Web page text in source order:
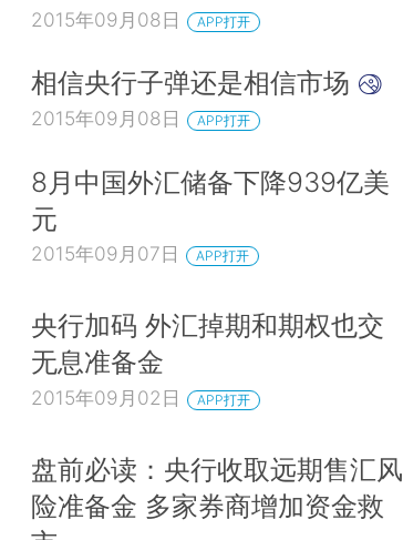
2015年09月08日 APP打开
相信央行子弹还是相信市场
2015年09月08日 APP打开
8月中国外汇储备下降939亿美
元
2015年09月07日 APP打开
央行加码 外汇掉期和期权也交
无息准备金
2015年09月02日 APP打开
盘前必读：央行收取远期售汇风
险准备金 多家券商增加资金救